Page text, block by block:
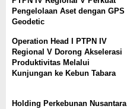
Pengelolaan Aset dengan GPS
Geodetic
Operation Head I PTPN IV
Regional V Dorong Akselerasi
Produktivitas Melalui
Kunjungan ke Kebun Tabara
Holding Perkebunan Nusantara